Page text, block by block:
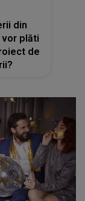
din
vor plăti
de